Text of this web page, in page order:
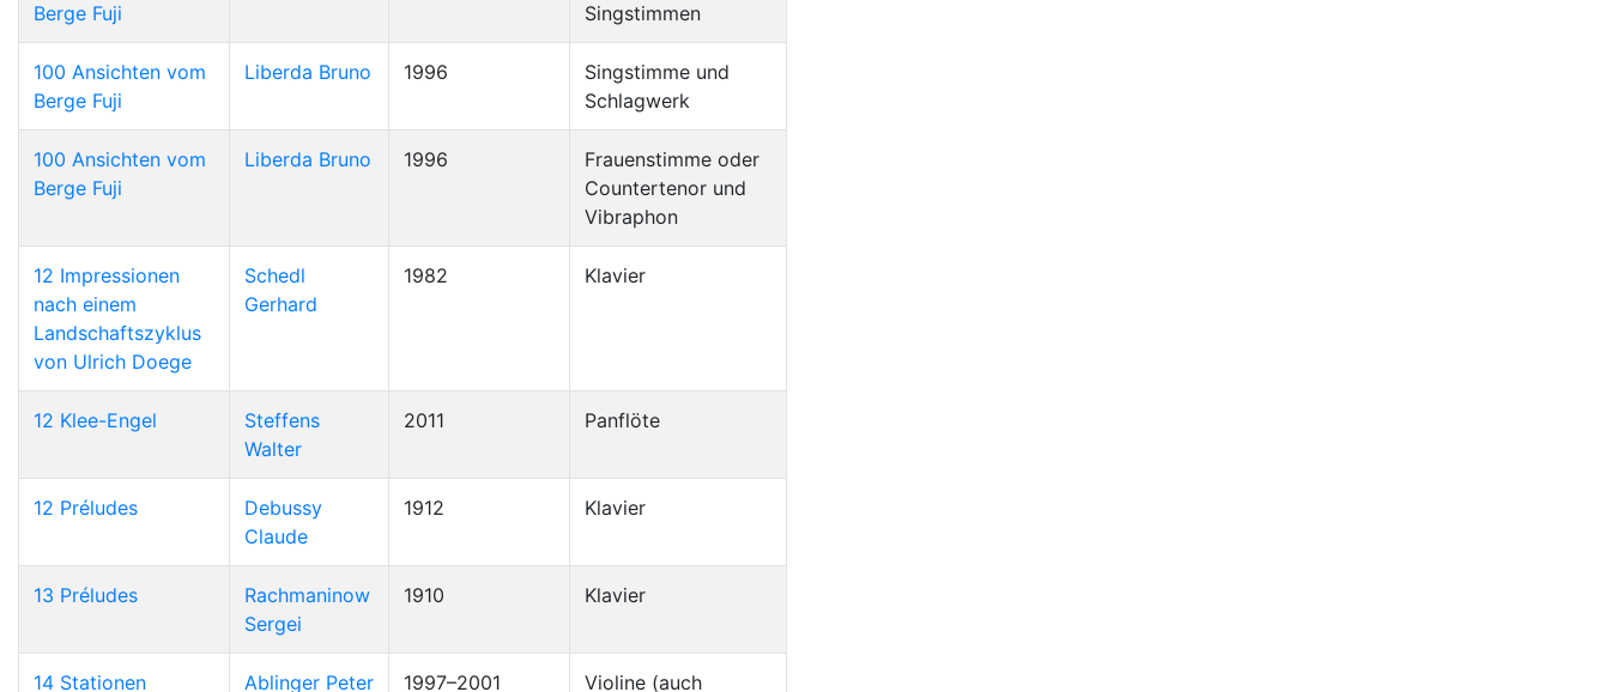
Berge Fuji
Singstimmen
100 Ansichten vom
Berge Fuji
Liberda Bruno 1996
Singstimme und
Schlagwerk
100 Ansichten vom
Berge Fuji
Liberda Bruno 1996
Frauenstimme oder
Countertenor und
Vibraphon
12 Impressionen
nach einem
Landschaftszyklus
von Ulrich Doege
Schedl
Gerhard
1982 Klavier
12 Klee-Engel
Steffens
Walter
2011 Panflöte
12 Préludes
Debussy
Claude
1912 Klavier
13 Préludes
Rachmaninow
Sergei
1910 Klavier
14 Stationen Ablinger Peter 1997–2001 Violine (auch